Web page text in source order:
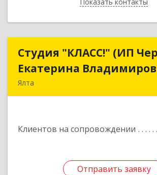
Студия "КЛАСС!" (ИП
Екатерина
Ялта
Клиентов на сопровождении
Отправить заявку
Студия "КЛАСС!"
Екатерина
Отправить заявку